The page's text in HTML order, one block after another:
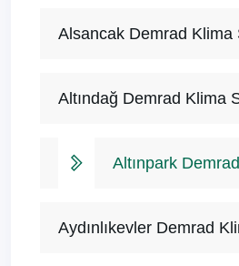
Alsancak Demrad Klima
Altındağ Demrad Klima
Altınpark
Aydınlıkevler Demrad